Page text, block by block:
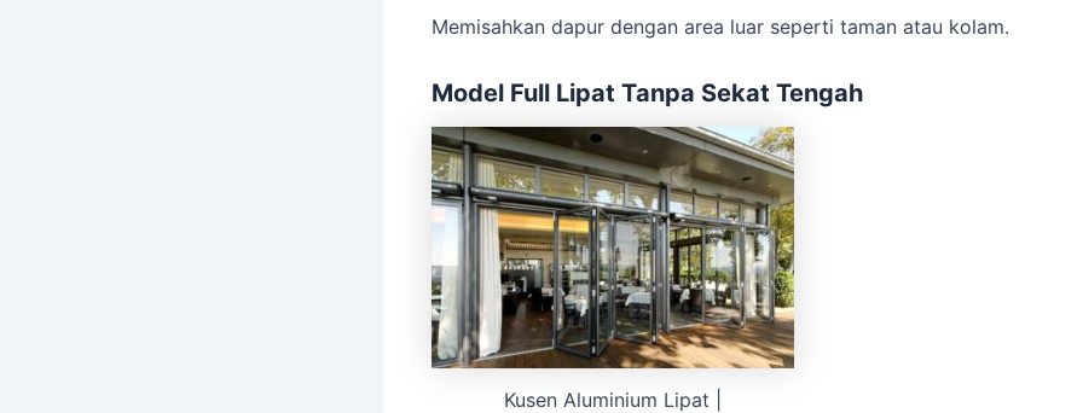
Memisahkan dapur dengan area luar seperti taman atau kolam.
Model Full Lipat Tanpa Sekat Tengah
Kusen Aluminium Lipat |